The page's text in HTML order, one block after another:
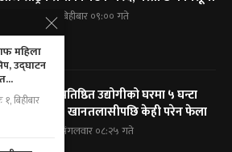
२०८३ श्रावण २१, बिहीबार ०९:०० गते
विराटनगरका प्रतिष्ठित उद्योगीको घरमा ५ घन्टा
प्रहरी घेराबन्दी, खानतलासीपछि केही परेन फेला
२०८३ श्रावण १९, मंगलवार ०८:२५ गते
महिला
उद्घाटन
बिहीबार